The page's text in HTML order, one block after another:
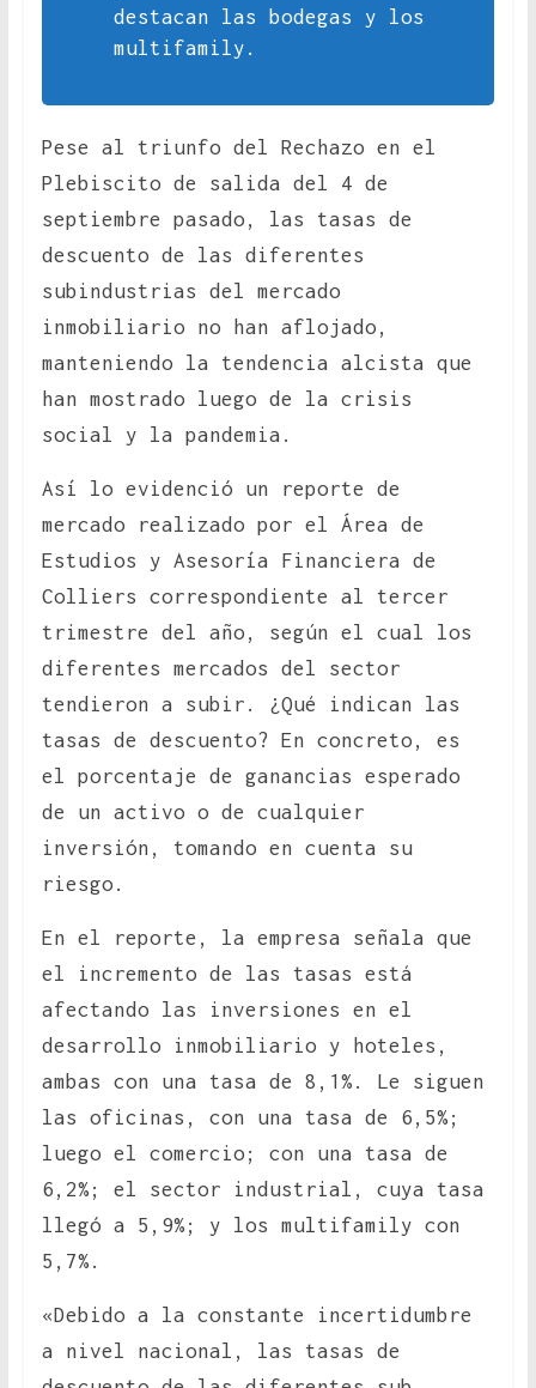
destacan las bodegas y los
multifamily.
Pese al triunfo del Rechazo en el
Plebiscito de salida del 4 de
septiembre pasado, las tasas de
descuento de las diferentes
subindustrias del mercado
inmobiliario no han aflojado,
manteniendo la tendencia alcista que
han mostrado luego de la crisis
social y la pandemia.
Así lo evidenció un reporte de
mercado realizado por el Área de
Estudios y Asesoría Financiera de
Colliers correspondiente al tercer
trimestre del año, según el cual los
diferentes mercados del sector
tendieron a subir. ¿Qué indican las
tasas de descuento? En concreto, es
el porcentaje de ganancias esperado
de un activo o de cualquier
inversión, tomando en cuenta su
riesgo.
En el reporte, la empresa señala que
el incremento de las tasas está
afectando las inversiones en el
desarrollo inmobiliario y hoteles,
ambas con una tasa de 8,1%. Le siguen
las oficinas, con una tasa de 6,5%;
luego el comercio; con una tasa de
6,2%; el sector industrial, cuya tasa
llegó a 5,9%; y los multifamily con
5,7%.
«Debido a la constante incertidumbre
a nivel nacional, las tasas de